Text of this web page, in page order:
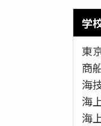
学
東
商
海
海
海